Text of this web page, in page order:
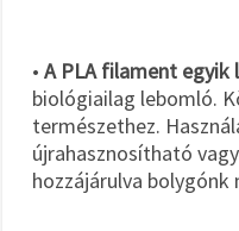
• A PLA filament egyik
biológiailag lebomló.
természethez.
újrahasznosítható
hozzájárulva bolygónk